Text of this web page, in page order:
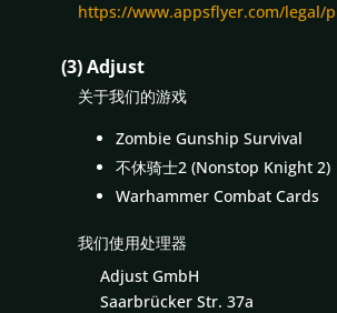
https://www.appsflyer.com/legal/
(3) Adjust
关于我们的游戏
Zombie Gunship Survival
不休骑士2 (Nonstop Knight 2)
Warhammer Combat Cards
我们使用处理器
Adjust GmbH
Saarbrücker Str. 37a